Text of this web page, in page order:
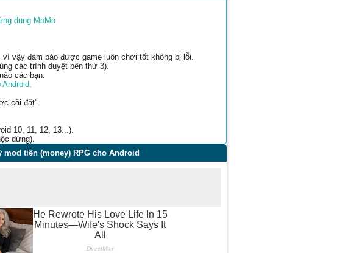
dụng MoMo
vậy đảm bảo được game luôn chơi tốt không bị lỗi.
các trình duyệt bên thứ 3).
nào các bạn.
.
cài đặt".
10, 11, 12, 13...).
dừng).
mod tiền (money) RPG cho Android